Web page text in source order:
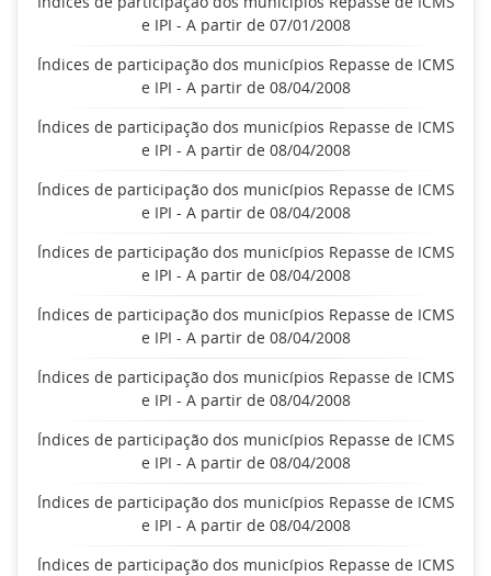
e IPI - A partir de 07/01/2008
Índices de participação dos municípios Repasse de ICMS
e IPI - A partir de 08/04/2008
Índices de participação dos municípios Repasse de ICMS
e IPI - A partir de 08/04/2008
Índices de participação dos municípios Repasse de ICMS
e IPI - A partir de 08/04/2008
Índices de participação dos municípios Repasse de ICMS
e IPI - A partir de 08/04/2008
Índices de participação dos municípios Repasse de ICMS
e IPI - A partir de 08/04/2008
Índices de participação dos municípios Repasse de ICMS
e IPI - A partir de 08/04/2008
Índices de participação dos municípios Repasse de ICMS
e IPI - A partir de 08/04/2008
Índices de participação dos municípios Repasse de ICMS
e IPI - A partir de 08/04/2008
Índices de participação dos municípios Repasse de ICMS